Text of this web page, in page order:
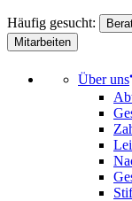
Häufig gesucht:
Mitarbeiten
Über uns